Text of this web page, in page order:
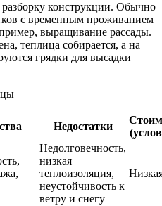
конструкции. Обычно
с временным проживанием
выращивание рассады.
теплица собирается, а на
грядки для высадки
Недостатки
Недолговечность,
низкая
теплоизоляция,
неустойчивость к
ветру и снегу